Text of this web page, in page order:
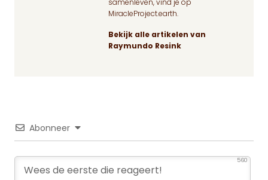
samenleven, vind je op
MiracleProject.earth.
Bekijk alle artikelen van
Raymundo Resink
Abonneer
560